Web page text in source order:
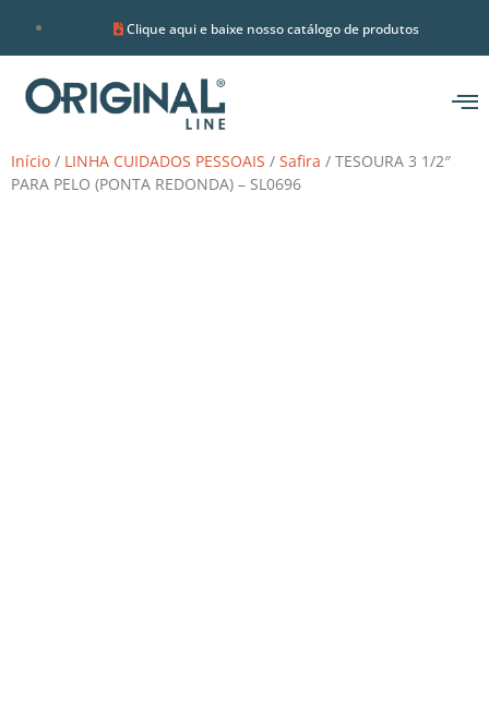
Clique aqui e baixe nosso catálogo de produtos
Início / LINHA CUIDADOS PESSOAIS / Safira / TESOURA 3 1/2″
PARA PELO (PONTA REDONDA) – SL0696